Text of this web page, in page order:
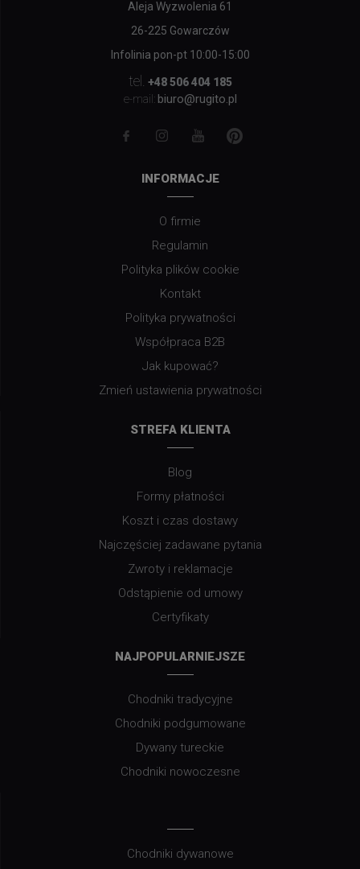
Aleja Wyzwolenia 61
26-225 Gowarczów
Infolinia pon-pt 10:00-15:00
tel. +48 506 404 185
e-mail: biuro@rugito.pl
INFORMACJE
O firmie
Regulamin
Polityka plików cookie
Kontakt
Polityka prywatności
Współpraca B2B
Jak kupować?
Zmień ustawienia prywatności
STREFA KLIENTA
Blog
Formy płatności
Koszt i czas dostawy
Najczęściej zadawane pytania
Zwroty i reklamacje
Odstąpienie od umowy
Certyfikaty
NAJPOPULARNIEJSZE
Chodniki tradycyjne
Chodniki podgumowane
Dywany tureckie
Chodniki nowoczesne
Chodniki dywanowe